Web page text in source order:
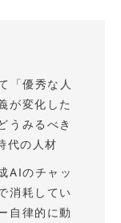
「優秀な人
が変化した
うみるべき
の人材
AIのチャッ
消耗してい
自律的に動